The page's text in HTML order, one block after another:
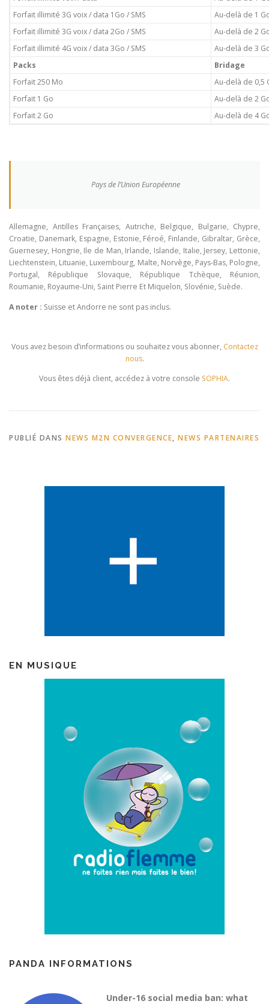
Forfait illimité 3G voix / data 1Go / SMS
Au-delà de 1
Forfait illimité 3G voix / data 2Go / SMS
Au-delà de 2
Forfait illimité 4G voix / data 3Go / SMS
Au-delà de 3
Packs
Bridage
Forfait 250 Mo
Au-delà de 0,5
Forfait 1 Go
Au-delà de 2
Forfait 2 Go
Au-delà de 4
Pays de l’Union Européenne
Allemagne, Antilles Françaises, Autriche, Belgique, Bulgarie, Chypre,
Croatie, Danemark, Espagne, Estonie, Féroé, Finlande, Gibraltar, Grèce,
Guernesey, Hongrie, Ile de Man, Irlande, Islande, Italie, Jersey, Lettonie,
Liechtenstein, Lituanie, Luxembourg, Malte, Norvège, Pays-Bas, Pologne,
Portugal, République Slovaque, République Tchèque, Réunion,
Roumanie, Royaume-Uni, Saint Pierre Et Miquelon, Slovénie, Suède.
A noter : Suisse et Andorre ne sont pas inclus.
Vous avez besoin d’informations ou souhaitez vous abonner, Contactez
nous.
Vous êtes déjà client, accédez à votre console SOPHIA.
PUBLIÉ DANS NEWS M2N CONVERGENCE, NEWS PARTENAIRES
EN MUSIQUE
PANDA INFORMATIONS
Under-16 social media ban: what